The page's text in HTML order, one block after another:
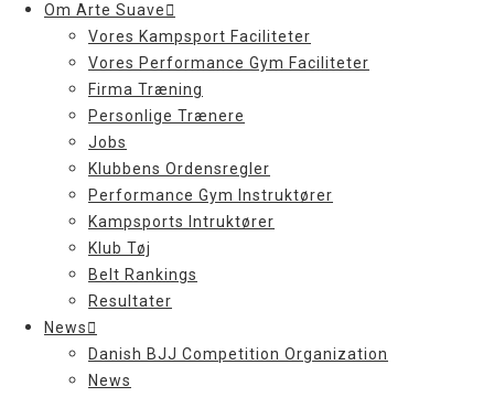
Om Arte Suave
Vores Kampsport Faciliteter
Vores Performance Gym Faciliteter
Firma Træning
Personlige Trænere
Jobs
Klubbens Ordensregler
Performance Gym Instruktører
Kampsports Intruktører
Klub Tøj
Belt Rankings
Resultater
News
Danish BJJ Competition Organization
News